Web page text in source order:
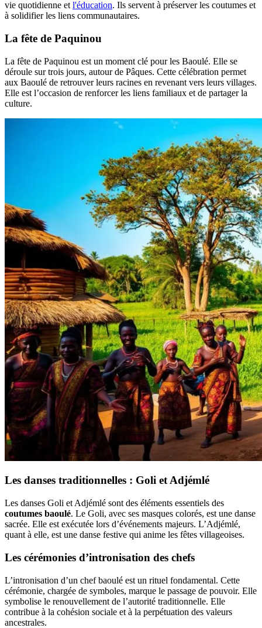
vie quotidienne et l'éducation. Ils servent à préserver les coutumes et
à solidifier les liens communautaires.
La fête de Paquinou
La fête de Paquinou est un moment clé pour les Baoulé. Elle se
déroule sur trois jours, autour de Pâques. Cette célébration permet
aux Baoulé de retrouver leurs racines en revenant vers leurs villages.
Elle est l’occasion de renforcer les liens familiaux et de partager la
culture.
Les danses traditionnelles : Goli et Adjémlé
Les danses Goli et Adjémlé sont des éléments essentiels des
coutumes baoulé. Le Goli, avec ses masques colorés, est une danse
sacrée. Elle est exécutée lors d’événements majeurs. L’Adjémlé,
quant à elle, est une danse festive qui anime les fêtes villageoises.
Les cérémonies d’intronisation des chefs
L’intronisation d’un chef baoulé est un rituel fondamental. Cette
cérémonie, chargée de symboles, marque le passage de pouvoir. Elle
symbolise le renouvellement de l’autorité traditionnelle. Elle
contribue à la cohésion sociale et à la perpétuation des valeurs
ancestrales.